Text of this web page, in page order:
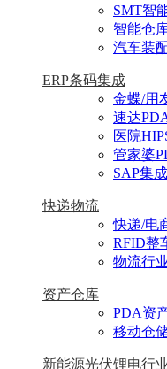
SMT智
智能仓
汽车装
ERP条码集成
金蝶/用
速达
医院
管家婆
SAP集
快递物流
快递/电
RFID整
物流行
资产仓库
PDA资
移动仓
新能源光伏锂电行